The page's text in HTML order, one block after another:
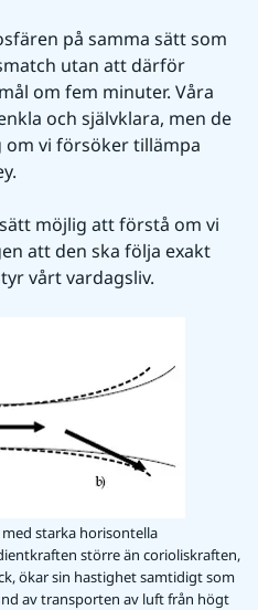
på samma sätt som
utan att därför
om fem minuter. Våra
och självklara, men de
vi försöker tillämpa
möjlig att förstå om vi
att den ska följa exakt
vårt vardagsliv.
starka horisontella
större än corioliskraften,
ökar sin hastighet samtidigt som
av transporten av luft från högt